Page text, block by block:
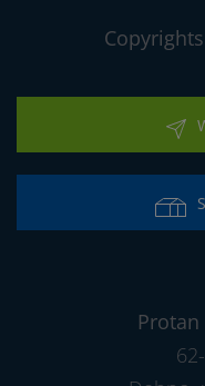
Protan